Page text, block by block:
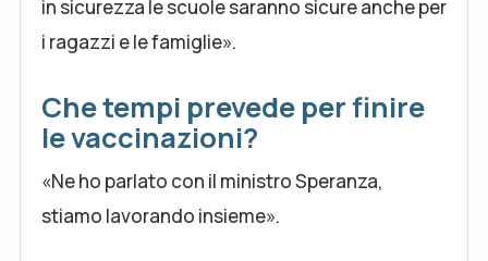
in sicurezza le scuole saranno sicure anche per
i ragazzi e le famiglie».
Che tempi prevede per finire
le vaccinazioni?
«Ne ho parlato con il ministro Speranza,
stiamo lavorando insieme».